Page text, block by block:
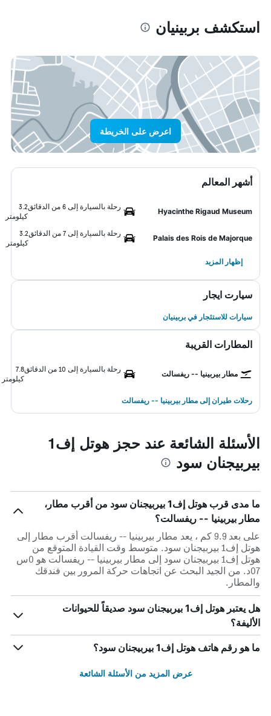
استكشف بربينيان
اعرض على الخريطة
أشهر المعالم
Hyacinthe Rigaud Museum
رحلة بالسيارة إلى 6 من الدقائق
3.2
كيلومتر
Palais des Rois de Majorque
رحلة بالسيارة إلى 7 من الدقائق
3.2
كيلومتر
إظهار المزيد
سيارت ايجار
سيارات للاستئجار في بربينيان
المطارات القريبة
مطار بيربينيا -- ريفسالت
رحلة بالسيارة إلى 10 من الدقائق
7.8
كيلومتر
رحلات طيران إلى مطار بيربينيا -- ريفسالت
الأسئلة الشائعة عند حجز هوتل إف1
بيربيجنان سود
ما مدى قرب هوتل إف1 بيربيجنان سود من أقرب مطار،
مطار بيربينيا -- ريفسالت؟
على بعد 9.9 كم ، يعد مطار بيربينيا -- ريفسالت أقرب مطار إلى
هوتل إف1 بيربيجنان سود. متوسط وقت القيادة المتوقع من
هوتل إف1 بيربيجنان سود إلى مطار بيربينيا -- ريفسالت هو 0س
07د. من الجيد البحث عن اتجاهات حركة المرور بين فندقك
والمطار.
هل يعتبر هوتل إف1 بيربيجنان سود صديقاً للحيوانات
الأليفة؟
ما هو رقم هاتف هوتل إف1 بيربيجنان سود؟
عرض المزيد من الأسئلة الشائعة